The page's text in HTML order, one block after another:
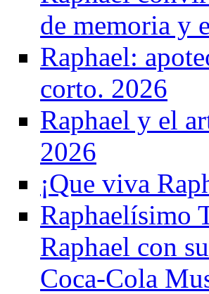
de memoria y
Raphael:
corto. 2026
Raphael y el
2026
¡Que viva
Raphaelísimo
Raphael con
Coca-Cola